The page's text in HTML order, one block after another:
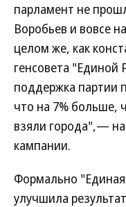
парламент не
Воробьев и вовсе
целом же, как
генсовета "Единой
поддержка партии
что на 7% больше,
взяли города",—
кампании.
Формально
улучшила